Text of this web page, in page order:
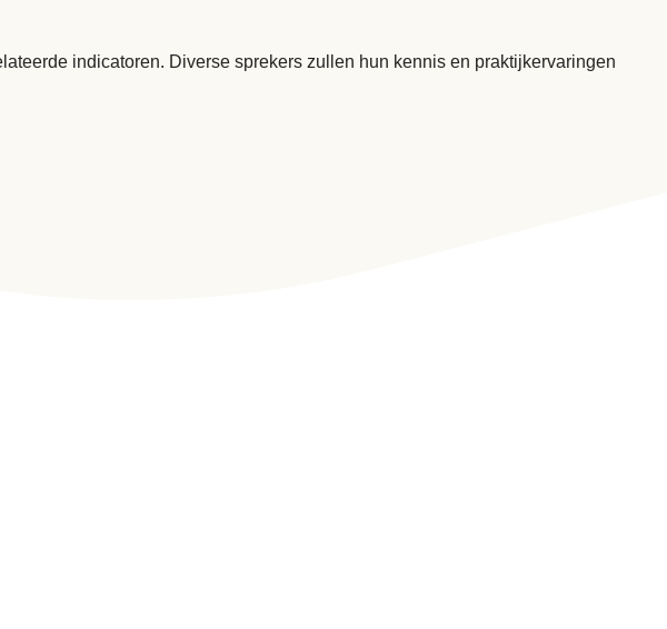
indicatoren. Diverse sprekers zullen hun kennis en praktijkervaringen